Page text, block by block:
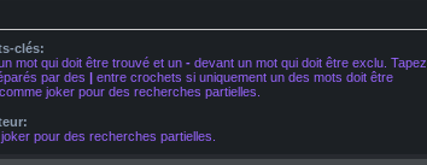
clés:
mot qui doit être trouvé et un -devant un mot qui doit être exclu. Tapez
par des |entre crochets si uniquement un des mots doit être
joker pour des recherches partielles.
pour des recherches partielles.